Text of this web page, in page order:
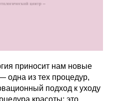
приносит нам новые
одна из тех процедур,
подход к уходу
красоты; это